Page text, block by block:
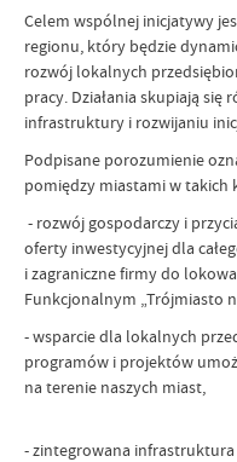
Celem wspólnej inicjatywy
regionu, który będzie
rozwój lokalnych
pracy. Działania skupiają
infrastruktury i rozwijaniu
Podpisane porozumienie
pomiędzy miastami w takich
- rozwój gospodarczy i
oferty inwestycyjnej dla
i zagraniczne firmy do
Funkcjonalnym „Trójmiasto
- wsparcie dla lokalnych
programów i projektów
na terenie naszych miast,
- zintegrowana